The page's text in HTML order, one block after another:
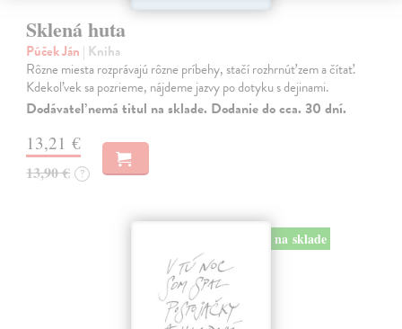
Sklená huta
Púček Ján | Kniha
Rôzne miesta rozprávajú rôzne príbehy, stačí rozhrnúť zem a čítať.
Kdekoľvek sa pozrieme, nájdeme jazvy po dotyku s dejinami.
Dodávateľ nemá titul na sklade. Dodanie do cca. 30 dní.
13,21 €
13,90 € ?
na sklade